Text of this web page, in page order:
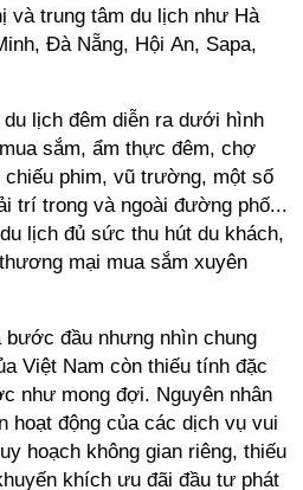
và trung tâm du lịch như Hà
Đà Nẵng, Hội An, Sapa,
lịch đêm diễn ra dưới hình
sắm, ẩm thực đêm, chợ
chiếu phim, vũ trường, một số
trí trong và ngoài đường phố...
lịch đủ sức thu hút du khách,
mại mua sắm xuyên
đầu nhưng nhìn chung
Việt Nam còn thiếu tính đặc
như mong đợi. Nguyên nhân
hoạt động của các dịch vụ vui
hoạch không gian riêng, thiếu
khích ưu đãi đầu tư phát